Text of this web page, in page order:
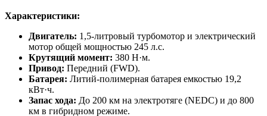
Характеристики:
Двигатель: 1,5-литровый турбомотор и электрический
мотор общей мощностью 245 л.с.
Крутящий момент: 380 Н·м.
Привод: Передний (FWD).
Батарея: Литий-полимерная батарея емкостью 19,2
кВт·ч.
Запас хода: До 200 км на электротяге (NEDC) и до 800
км в гибридном режиме.